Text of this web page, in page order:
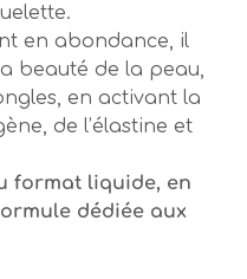
en abondance, il
beauté de la peau,
en activant la
de l’élastine et
format liquide, en
dédiée aux